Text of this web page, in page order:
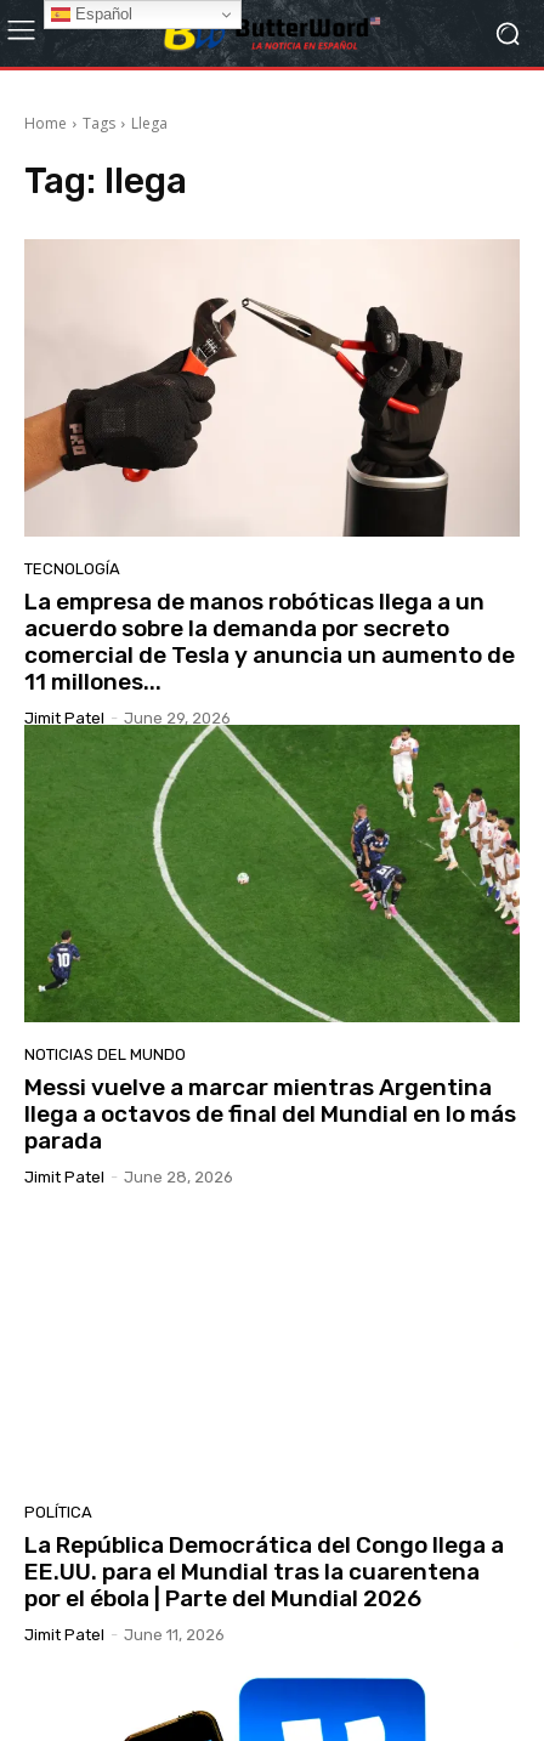
Home Tags Llega
Tag: llega
TECNOLOGÍA
La empresa de manos robóticas llega a un
acuerdo sobre la demanda por secreto
comercial de Tesla y anuncia un aumento de
11 millones...
Jimit Patel - June 29, 2026
NOTICIAS DEL MUNDO
Messi vuelve a marcar mientras Argentina
llega a octavos de final del Mundial en lo más
parada
Jimit Patel - June 28, 2026
POLÍTICA
La República Democrática del Congo llega a
EE.UU. para el Mundial tras la cuarentena
por el ébola | Parte del Mundial 2026
Jimit Patel - June 11, 2026
Español